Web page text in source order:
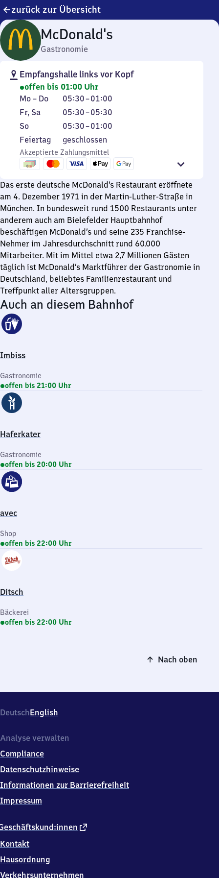
zurück zur Übersicht
McDonald's
Gastronomie
Empfangshalle links vor Kopf
offen bis 01:00 Uhr
Montag
bis
Donnerstag
Mo – Do 05:30–01:00
Von
5
Uhr
bis
1
Uhr
Freitag
und
Samstag
Fr, Sa 05:30–05:30
Von
5
30
bis
5
Uhr
30
Sonntag
So 05:30–01:00
Von
5
Uhr
30
bis
1
Uhr
Feiertag
Feiertag geschlossen
Akzeptierte Zahlungsmittel
Das erste deutsche McDonald’s Restaurant eröffnete
am 4. Dezember 1971 in der Martin-Luther-Straße in
München. In bundesweit rund 1500 Restaurants unter
anderem auch am Bielefelder Hauptbahnhof
beschäftigen McDonald’s und seine 235 Franchise-
Nehmer im Jahresdurchschnitt rund 60.000
Mitarbeiter. Mit im Mittel etwa 2,7 Millionen Gästen
täglich ist McDonald’s Marktführer der Gastronomie in
Deutschland, beliebtes Familienrestaurant und
Treffpunkt aller Altersgruppen.
Auch an diesem Bahnhof
Imbiss
Gastronomie
offen bis 21:00 Uhr
Haferkater
Gastronomie
offen bis 20:00 Uhr
avec
Shop
offen bis 22:00 Uhr
Ditsch
Bäckerei
offen bis 22:00 Uhr
Nach oben
DeutschEnglish
externer
Kontakt
Hausordnung
Verkehrsunternehmen
Analyse verwalten
Compliance
Datenschutzhinweise
Informationen zur Barrierefreiheit
Impressum